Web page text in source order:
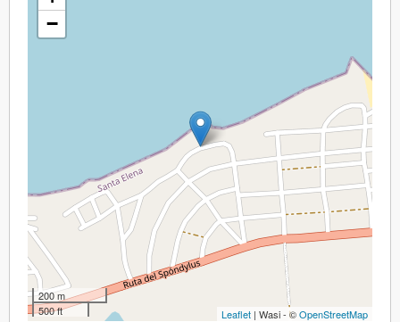
−
200 m
500 ft
Leaflet | Wasi - ©OpenStreetMap